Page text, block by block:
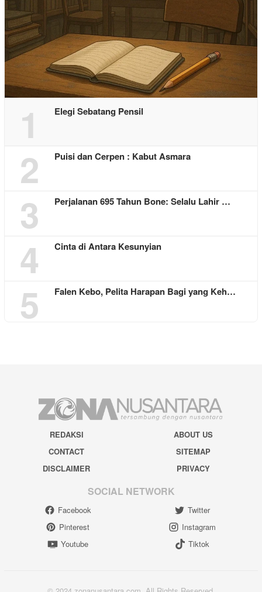
1 Elegi Sebatang Pensil
2 Puisi dan Cerpen : Kabut Asmara
3 Perjalanan 695 Tahun Bone: Selalu Lahir …
4 Cinta di Antara Kesunyian
5 Falen Kebo, Pelita Harapan Bagi yang Keh…
REDAKSI
ABOUT US
CONTACT
SITEMAP
DISCLAIMER
PRIVACY
SOCIAL NETWORK
Facebook
Twitter
Pinterest
Instagram
Youtube
Tiktok